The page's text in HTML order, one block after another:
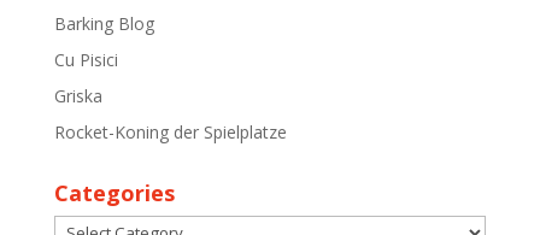
Barking Blog
Cu Pisici
Griska
Rocket-Koning der Spielplatze
Categories
Categories